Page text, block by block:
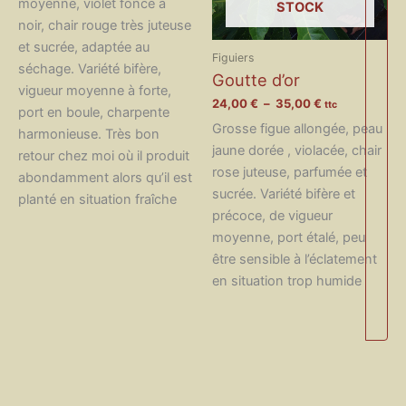
à
35,00 €
moyenne, violet foncé à
noir, chair rouge très juteuse
et sucrée, adaptée au
séchage. Variété bifère,
vigueur moyenne à forte,
port en boule, charpente
harmonieuse. Très bon
retour chez moi où il produit
abondamment alors qu’il est
planté en situation fraîche
STOCK
Figuiers
Goutte d’or
24,00€ – 35,00€ Plage
prix :
24,00 €
35,00 €
ttc
Grosse figue allongée, peau
jaune dorée , violacée, chair
rose juteuse, parfumée et
sucrée. Variété bifère et
précoce, de vigueur
moyenne, port étalé, peu
être sensible à l’éclatement
en situation trop humide